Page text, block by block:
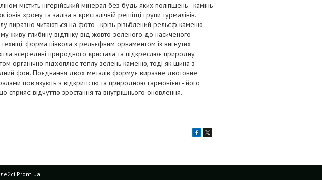
містить нігерійський мінерал без будь-яких поліпшень - камінь
хрому та заліза в кристалічній решітці групи турмалінів.
виразно читаються на фото - крізь різьблений рельєф каменю
живу глибину відтінку від жовто-зеленого до насиченого
техніці: форма півкола з рельєфним орнаментом із вигнутих
всередині природного кристала та підкреслює природну
органічно підхоплює теплу зелень каменю, тоді як шина з
фон. Поєднання двох металів формує виразне двотонне
пов'язують з відкритістю та природною гармонією - його
сприяє відчуттю зростання та внутрішнього оновлення.
Prom.ua